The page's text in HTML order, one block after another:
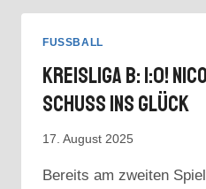
FUSSBALL
Kreisliga B: 1:0!
Schuss Ins Glück
17. August 2025
Bereits am zweiten